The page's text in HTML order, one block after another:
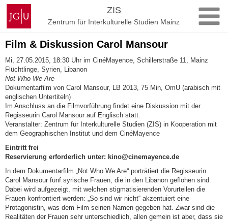
Zum
Inhalt
springen
Johannes
Gutenberg-
Universität
Mainz
ZIS
Zentrum für Interkulturelle Studien Mainz
Film & Diskussion Carol Mansour
Mi, 27.05.2015, 18:30 Uhr im CinéMayence, Schillerstraße 11, Mainz
Flüchtlinge, Syrien, Libanon
Not Who We Are
Dokumentarfilm von Carol Mansour, LB 2013, 75 Min, OmU (arabisch mit
englischen Untertiteln)
Im Anschluss an die Filmvorführung findet eine Diskussion mit der
Regisseurin Carol Mansour auf Englisch statt.
Veranstalter: Zentrum für Interkulturelle Studien (ZIS) in Kooperation mit
dem Geographischen Institut und dem CinéMayence
Eintritt frei
Reservierung erforderlich unter: kino@cinemayence.de
In dem Dokumentarfilm „Not Who We Are“ porträtiert die Regisseurin
Carol Mansour fünf syrische Frauen, die in den Libanon geflohen sind.
Dabei wird aufgezeigt, mit welchen stigmatisierenden Vorurteilen die
Frauen konfrontiert werden: „So sind wir nicht“ akzentuiert eine
Protagonistin, was dem Film seinen Namen gegeben hat. Zwar sind die
Realitäten der Frauen sehr unterschiedlich, allen gemein ist aber, dass sie